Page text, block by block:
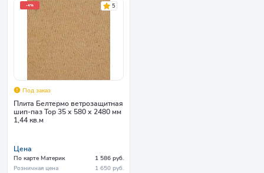
-4% 5
Под заказ
Плита Белтермо ветрозащитная
шип-паз Тор 35 х 580 х 2480 мм
1,44 кв.м
Цена
По карте Материк
1 586 руб.
Розничная цена
1 650 руб.